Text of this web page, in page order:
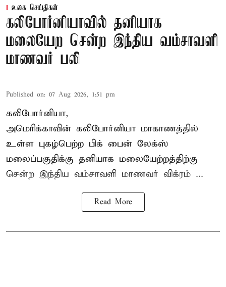
உலக செய்திகள்
கலிபோர்னியாவில் தனியாக
மலையேற சென்ற இந்திய வம்சாவளி
மாணவர் பலி
Published on: 07 Aug 2026, 1:51 pm
கலிபோர்னியா,
அமெரிக்காவின் கலிபோர்னியா மாகாணத்தில்
உள்ள புகழ்பெற்ற பிக் பைன் லேக்ஸ்
மலைப்பகுதிக்கு தனியாக மலையேற்றத்திற்கு
சென்ற இந்திய வம்சாவளி மாணவர் விக்ரம் ...
Read More